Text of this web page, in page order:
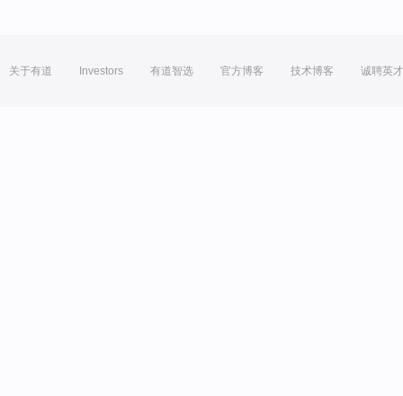
关于有道 Investors 有道智选 官方博客 技术博客 诚聘英才